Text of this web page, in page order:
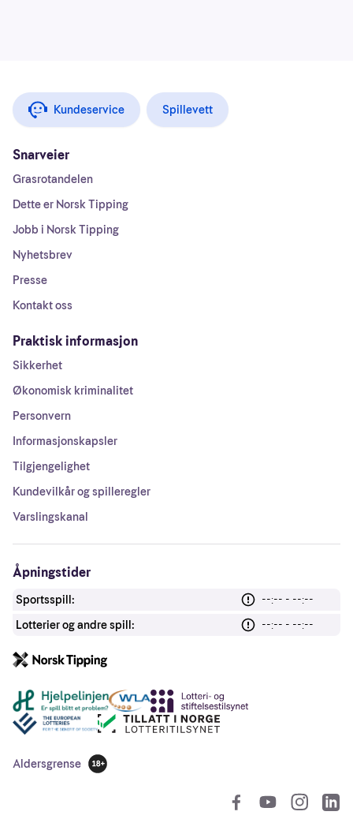
Kundeservice Spillevett
Snarveier
Grasrotandelen
Dette er Norsk Tipping
Jobb i Norsk Tipping
Nyhetsbrev
Presse
Kontakt oss
Praktisk informasjon
Sikkerhet
Økonomisk kriminalitet
Personvern
Informasjonskapsler
Tilgjengelighet
Kundevilkår og spilleregler
Varslingskanal
Åpningstider
Sportsspill:
--:-- - --:--
Lotterier og andre spill:
--:-- - --:--
Andre lenker
Aldersgrense
18 år